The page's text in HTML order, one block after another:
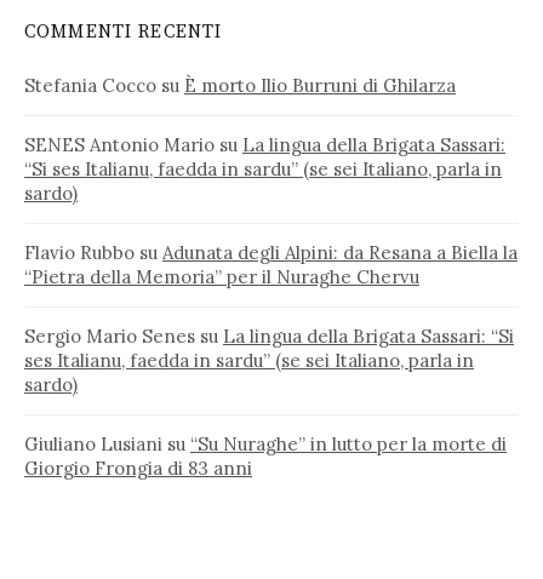
COMMENTI RECENTI
Stefania Cocco su È morto Ilio Burruni di Ghilarza
SENES Antonio Mario su La lingua della Brigata Sassari:
“Si ses Italianu, faedda in sardu” (se sei Italiano, parla in
sardo)
Flavio Rubbo su Adunata degli Alpini: da Resana a Biella la
“Pietra della Memoria” per il Nuraghe Chervu
Sergio Mario Senes su La lingua della Brigata Sassari: “Si
ses Italianu, faedda in sardu” (se sei Italiano, parla in
sardo)
Giuliano Lusiani su “Su Nuraghe” in lutto per la morte di
Giorgio Frongia di 83 anni